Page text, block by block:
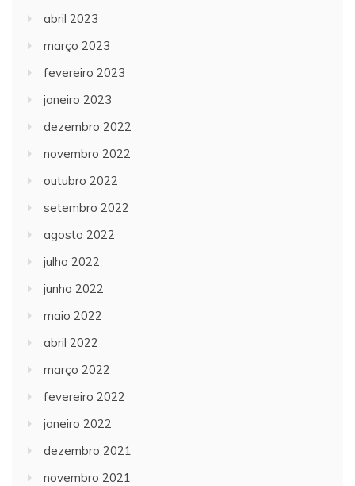
abril 2023
março 2023
fevereiro 2023
janeiro 2023
dezembro 2022
novembro 2022
outubro 2022
setembro 2022
agosto 2022
julho 2022
junho 2022
maio 2022
abril 2022
março 2022
fevereiro 2022
janeiro 2022
dezembro 2021
novembro 2021